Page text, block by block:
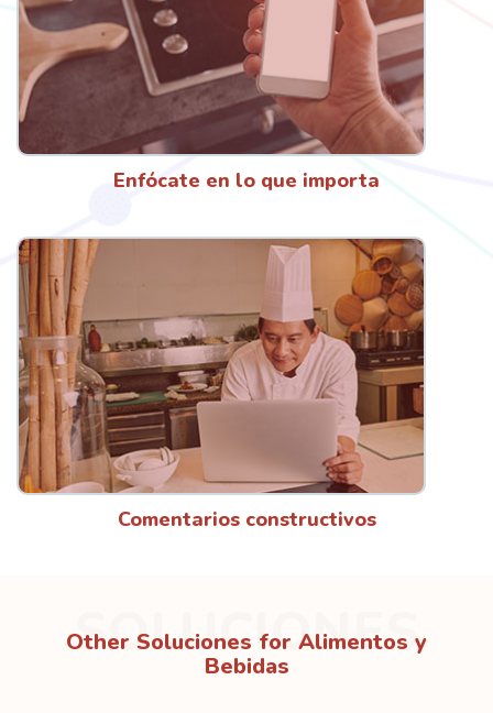
Enfócate en lo que importa
Comentarios constructivos
SOLUCIONES
Other Soluciones for Alimentos y
Bebidas